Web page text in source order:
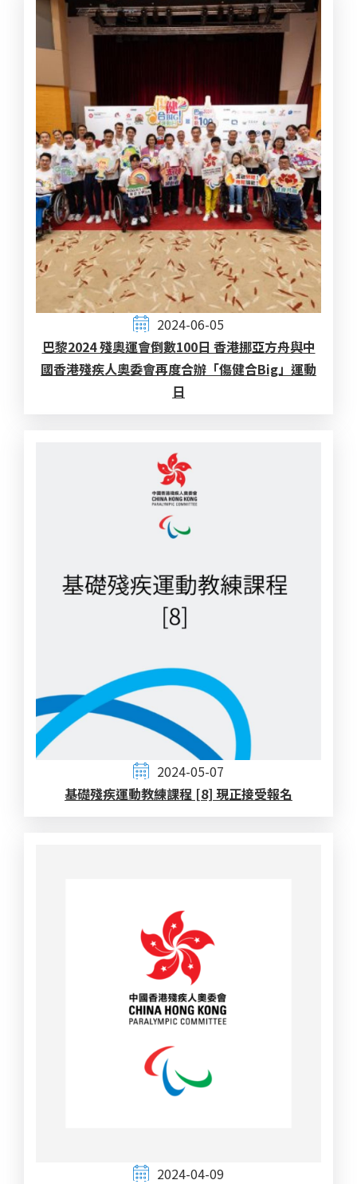
2024-06-05
巴黎2024 殘奧運會倒數100日 香港挪亞方舟與中
國香港殘疾人奧委會再度合辦「傷健合Big」運動
日
2024-05-07
基礎殘疾運動教練課程 [8] 現正接受報名
2024-04-09